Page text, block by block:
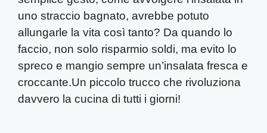
uno straccio bagnato, avrebbe potuto
allungarle la vita così tanto? Da quando lo
faccio, non solo risparmio soldi, ma evito lo
spreco e mangio sempre un’insalata fresca e
croccante.Un piccolo trucco che rivoluziona
davvero la cucina di tutti i giorni!